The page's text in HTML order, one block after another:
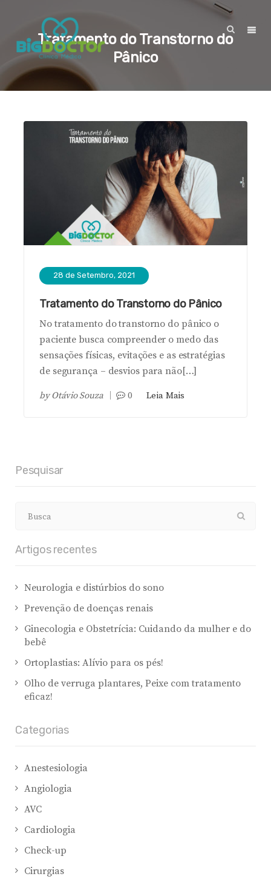
Tratamento do Transtorno do
Pânico
28 de Setembro, 2021
Tratamento do Transtorno do Pânico
No tratamento do transtorno do pânico o
paciente busca compreender o medo das
sensações físicas, evitações e as estratégias
de segurança – desvios para não[…]
byOtávio Souza 0 Leia Mais
Pesquisar
Artigos recentes
Neurologia e distúrbios do sono
Prevenção de doenças renais
Ginecologia e Obstetrícia: Cuidando da mulher e do
bebê
Ortoplastias: Alívio para os pés!
Olho de verruga plantares, Peixe com tratamento
eficaz!
Categorias
Anestesiologia
Angiologia
AVC
Cardiologia
Check-up
Cirurgias